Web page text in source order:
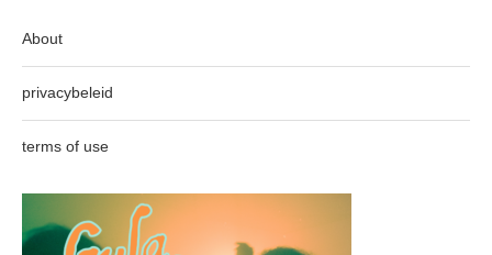
About
privacybeleid
terms of use